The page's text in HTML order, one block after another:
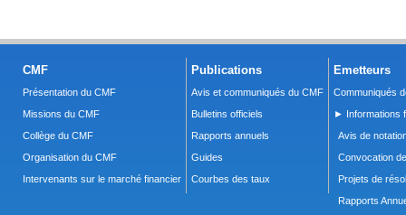
CMF
Présentation du CMF
Missions du CMF
Collège du CMF
Organisation du CMF
Intervenants sur le marché financier
Publications
Avis et communiqués du CMF
Bulletins officiels
Rapports annuels
Guides
Courbes des taux
Emetteurs
Communiqués
► Informations
Avis de
Convocation
Projets de
Rapports